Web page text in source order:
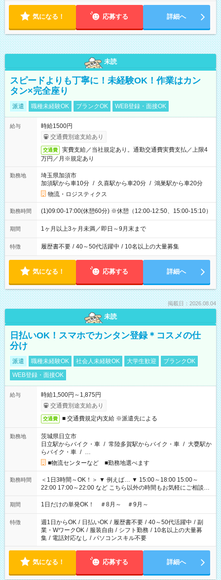
気になる！ 応募する 詳細へ
未読
スピードよりも丁寧に！未経験OK！作業はカン
タン×完全座り
派遣 職種未経験OK ブランクOK WEB登録・面接OK
給与
時給1500円
交通費別途支給あり
交通費
実費支給／当社規定あり。通勤交通費実費支払／上限4
万円／月※規定あり
勤務地
埼玉県加須市
加須駅から車10分 / 久喜駅から車20分 / 鴻巣駅から車20分
物流・ロジスティクス
勤務時間 (1)09:00-17:00(休憩60分) ※休憩（12:00-12:50、15:00-15:10）
期間 1ヶ月以上3ヶ月未満／即日～9月末まで
特徴 履歴書不要 / 40～50代活躍中 / 10名以上の大量募集
気になる！ 応募する 詳細へ
掲載日：2026.08.04
未読
日払いOK！スマホでカンタン登録＊コスメの仕
分け
派遣 職種未経験OK 社会人未経験OK 大学生歓迎
ブランクOK
WEB登録・面接OK
給与
時給1,500円～1,875円
交通費別途支給あり
交通費 ■ 交通費規定内支給 ※派遣先による
勤務地
茨城県日立市
日立駅からバイク・車 / 常陸多賀駅からバイク・車 / 大甕駅か
らバイク・車 / …
■物流センターなど ■勤務地選べます
勤務時間
＜1日3時間～OK！＞ ▼ 例えば… ▼ 15:00～18:00 15:00～
22:00 17:00～22:00 など こちら以外の時間もお気軽にご相談く
ださい！
期間 1日だけの単発OK！ ＃8月～ ＃9月～
特徴 週1日からOK / 日払いOK / 履歴書不要 / 40～50代活躍中 / 副
業・WワークOK / 服装自由 / シフト勤務 / 10名以上の大量募
集 / 電話対応なし / パソコンスキル不要
気になる！ 応募する 詳細へ